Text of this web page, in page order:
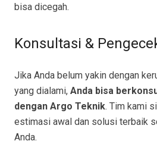
bisa dicegah.
Konsultasi &
Jika Anda belum yakin dengan
yang dialami, Anda bisa
dengan Argo Teknik. Tim kami
estimasi awal dan solusi terbaik
Anda.